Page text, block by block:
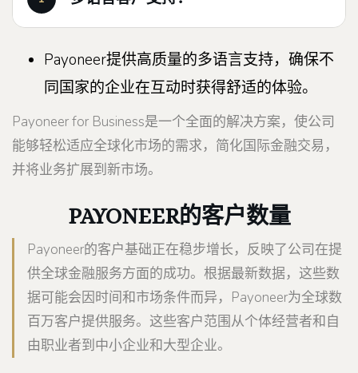
Payoneer提供高质量的多语言支持，确保不
同国家的企业在互动时获得舒适的体验。
Payoneer for Business是一个全面的解决方案，使公司
能够轻松适应全球化市场的需求，简化国际金融交易，
并将业务扩展到新市场。
PAYONEER的客户数量
Payoneer的客户基础正在稳步增长，反映了公司在提
供全球金融服务方面的成功。根据最新数据，这些数
据可能会因时间和市场条件而异，Payoneer为全球数
百万客户提供服务。这些客户范围从个体经营者和自
由职业者到中小企业和大型企业。